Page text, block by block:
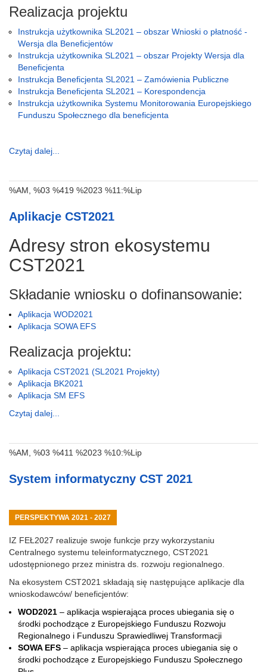
Realizacja projektu
Instrukcja użytkownika SL2021 – obszar Wnioski o płatność -
Wersja dla Beneficjentów
Instrukcja użytkownika SL2021 – obszar Projekty Wersja dla
Beneficjenta
Instrukcja Beneficjenta SL2021 – Zamówienia Publiczne
Instrukcja Beneficjenta SL2021 – Korespondencja
Instrukcja użytkownika Systemu Monitorowania Europejskiego
Funduszu Społecznego dla beneficjenta
Czytaj dalej...
%AM, %03 %419 %2023 %11:%Lip
Aplikacje CST2021
Adresy stron ekosystemu
CST2021
Składanie wniosku o dofinansowanie:
Aplikacja WOD2021
Aplikacja SOWA EFS
Realizacja projektu:
Aplikacja CST2021 (SL2021 Projekty)
Aplikacja BK2021
Aplikacja SM EFS
Czytaj dalej...
%AM, %03 %411 %2023 %10:%Lip
System informatyczny CST 2021
PERSPEKTYWA 2021 - 2027
IZ FEŁ2027 realizuje swoje funkcje przy wykorzystaniu
Centralnego systemu teleinformatycznego, CST2021
udostępnionego przez ministra ds. rozwoju regionalnego.
Na ekosystem CST2021 składają się następujące aplikacje dla
wnioskodawców/ beneficjentów:
WOD2021 – aplikacja wspierająca proces ubiegania się o
środki pochodzące z Europejskiego Funduszu Rozwoju
Regionalnego i Funduszu Sprawiedliwej Transformacji
SOWA EFS – aplikacja wspierająca proces ubiegania się o
środki pochodzące z Europejskiego Funduszu Społecznego